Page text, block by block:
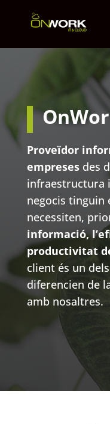
Proveïdor
empresesdes
infraestructura
negocis tinguin
necessiten,
informació,
productivitat
client és un
diferencien de
amb nosaltres.